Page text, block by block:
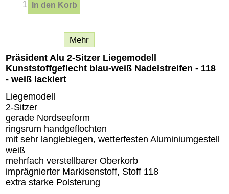
In den Korb
Mehr
Präsident Alu 2-Sitzer Liegemodell
Kunststoffgeflecht blau-weiß Nadelstreifen - 118
- weiß lackiert
Liegemodell
2-Sitzer
gerade Nordseeform
ringsrum handgeflochten
mit sehr langlebiegen, wetterfesten Aluminiumgestell
weiß
mehrfach verstellbarer Oberkorb
imprägnierter Markisenstoff, Stoff 118
extra starke Polsterung